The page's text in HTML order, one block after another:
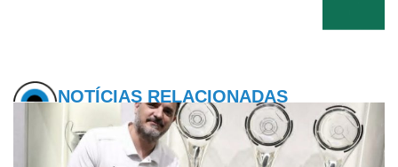
NOTÍCIAS RELACIONADAS